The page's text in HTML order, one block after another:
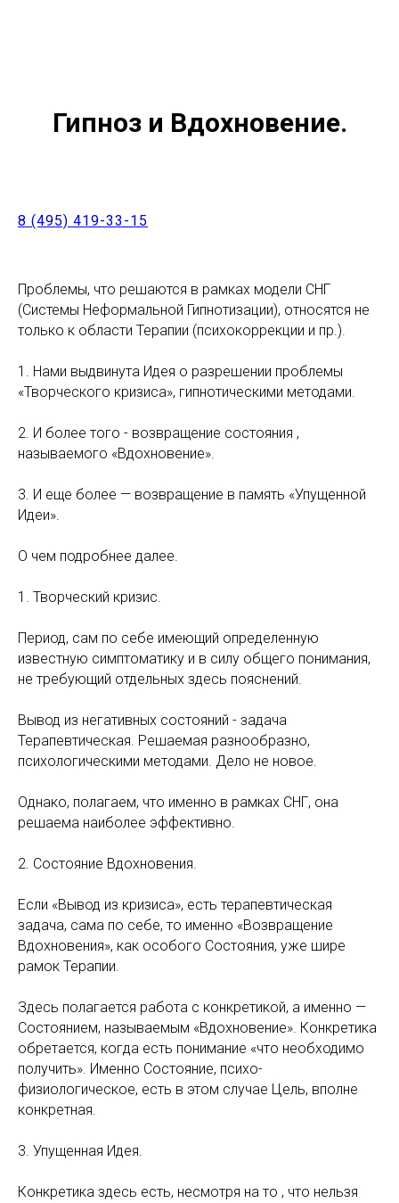
8 (495) 419-33-15
Гипноз и Вдохновение.
Проблемы, что решаются в рамках модели СНГ
(Системы Неформальной Гипнотизации), относятся не
только к области Терапии (психокоррекции и пр.).
1. Нами выдвинута Идея о разрешении проблемы
«Творческого кризиса», гипнотическими методами.
2. И более того - возвращение состояния ,
называемого «Вдохновение».
3. И еще более — возвращение в память «Упущенной
Идеи».
О чем подробнее далее.
1. Творческий кризис.
Период, сам по себе имеющий определенную
известную симптоматику и в силу общего понимания,
не требующий отдельных здесь пояснений.
Вывод из негативных состояний - задача
Терапевтическая. Решаемая разнообразно,
психологическими методами. Дело не новое.
Однако, полагаем, что именно в рамках СНГ, она
решаема наиболее эффективно.
2. Состояние Вдохновения.
Если «Вывод из кризиса», есть терапевтическая
задача, сама по себе, то именно «Возвращение
Вдохновения», как особого Состояния, уже шире
рамок Терапии.
Здесь полагается работа с конкретикой, а именно —
Состоянием, называемым «Вдохновение». Конкретика
обретается, когда есть понимание «что необходимо
получить». Именно Состояние, психо-
физиологическое, есть в этом случае Цель, вполне
конкретная.
3. Упущенная Идея.
Конкретика здесь есть, несмотря на то , что нельзя